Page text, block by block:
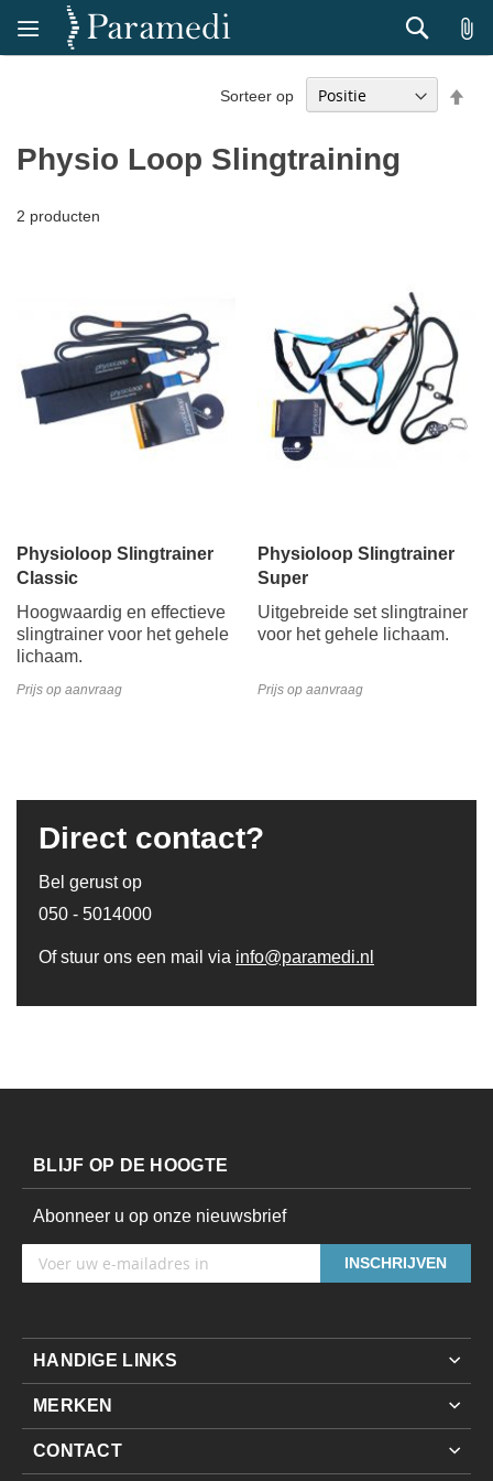
Zoek
Physio Loop Slingtraining
2 producten
Sorteer op
Physioloop Slingtrainer
Classic
Hoogwaardig en effectieve
slingtrainer voor het gehele
lichaam.
Prijs op aanvraag
Physioloop Slingtrainer
Super
Uitgebreide set slingtrainer
voor het gehele lichaam.
Prijs op aanvraag
Direct contact?
Bel gerust op
050 - 5014000
Of stuur ons een mail via info@paramedi.nl
BLIJF OP DE HOOGTE
Abonneer u op onze nieuwsbrief
INSCHRIJVEN
HANDIGE LINKS
Over ons
Bestellen
Service
MERKEN
Paramedi
Dynamed
CONTACT